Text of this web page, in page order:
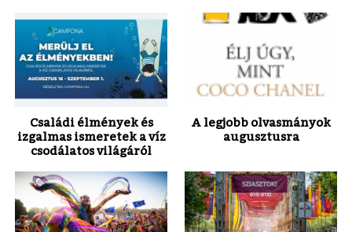
Családi élmények és
izgalmas ismeretek a víz
csodálatos világáról
A legjobb olvasmányok
augusztusra